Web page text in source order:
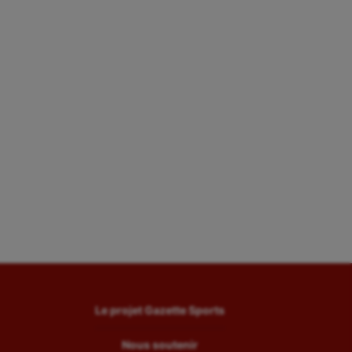
Le projet Gazette Sports
Nous soutenir